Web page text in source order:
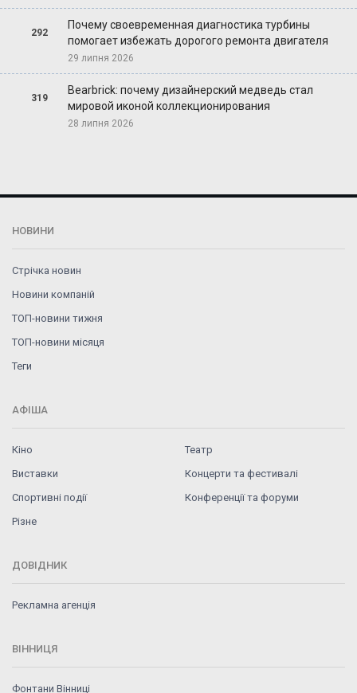
292
Почему своевременная диагностика турбины
помогает избежать дорогого ремонта двигателя
29 липня 2026
319
Bearbrick: почему дизайнерский медведь стал
мировой иконой коллекционирования
28 липня 2026
НОВИНИ
Стрічка новин
Новини компаній
ТОП-новини тижня
ТОП-новини місяця
Теги
АФІША
Кіно
Театр
Виставки
Концерти та фестивалі
Спортивні події
Конференції та форуми
Різне
ДОВІДНИК
Рекламна агенція
ВІННИЦЯ
Фонтани Вінниці